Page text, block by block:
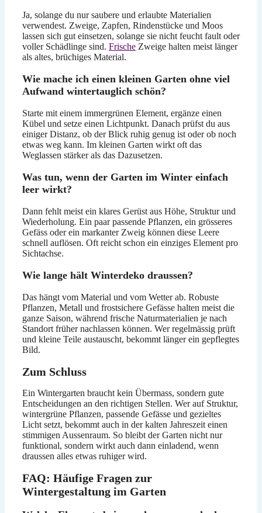
Ja, solange du nur saubere und erlaubte Materialien
verwendest. Zweige, Zapfen, Rindenstücke und Moos
lassen sich gut einsetzen, solange sie nicht feucht fault oder
voller Schädlinge sind. Frische Zweige halten meist länger
als altes, brüchiges Material.
Wie mache ich einen kleinen Garten ohne viel
Aufwand wintertauglich schön?
Starte mit einem immergrünen Element, ergänze einen
Kübel und setze einen Lichtpunkt. Danach prüfst du aus
einiger Distanz, ob der Blick ruhig genug ist oder ob noch
etwas weg kann. Im kleinen Garten wirkt oft das
Weglassen stärker als das Dazusetzen.
Was tun, wenn der Garten im Winter einfach
leer wirkt?
Dann fehlt meist ein klares Gerüst aus Höhe, Struktur und
Wiederholung. Ein paar passende Pflanzen, ein grösseres
Gefäss oder ein markanter Zweig können diese Leere
schnell auflösen. Oft reicht schon ein einziges Element pro
Sichtachse.
Wie lange hält Winterdeko draussen?
Das hängt vom Material und vom Wetter ab. Robuste
Pflanzen, Metall und frostsichere Gefässe halten meist die
ganze Saison, während frische Naturmaterialien je nach
Standort früher nachlassen können. Wer regelmässig prüft
und kleine Teile austauscht, bekommt länger ein gepflegtes
Bild.
Zum Schluss
Ein Wintergarten braucht kein Übermass, sondern gute
Entscheidungen an den richtigen Stellen. Wer auf Struktur,
wintergrüne Pflanzen, passende Gefässe und gezieltes
Licht setzt, bekommt auch in der kalten Jahreszeit einen
stimmigen Aussenraum. So bleibt der Garten nicht nur
funktional, sondern wirkt auch dann einladend, wenn
draussen alles etwas ruhiger wird.
FAQ: Häufige Fragen zur
Wintergestaltung im Garten